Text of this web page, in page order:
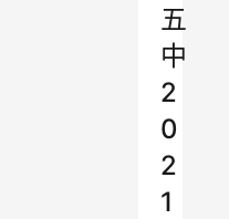
五
中
2
0
2
1